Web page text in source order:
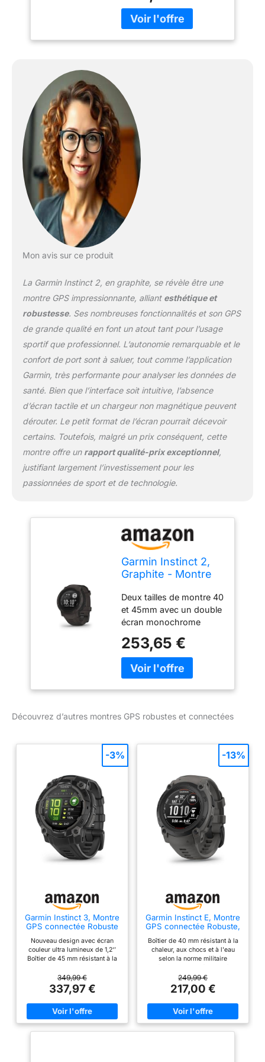
en mode GPS (+88%) et
28 jours en mode montre
personnalisation avec
Connect IQ Plus de 30
profils d’activités intégrés
pour s’adapter à toutes
les passions Suivi de
l’activité quotidienne : de
la forme physique et la
santé avec les fonctions
Body Battery, analyse du
sommeil, respiration
Mon avis sur ce produit
La Garmin Instinct 2, en graphite, se révèle être une
montre GPS impressionnante, alliant esthétique et
robustesse. Ses nombreuses fonctionnalités et son GPS
de grande qualité en font un atout tant pour l’usage
sportif que professionnel. L’autonomie remarquable et le
confort de port sont à saluer, tout comme l’application
Garmin, très performante pour analyser les données de
santé. Bien que l’interface soit intuitive, l’absence
d’écran tactile et un chargeur non magnétique peuvent
dérouter. Le petit format de l’écran pourrait décevoir
certains. Toutefois, malgré un prix conséquent, cette
montre offre un rapport qualité-prix exceptionnel,
justifiant largement l’investissement pour les
passionnées de sport et de technologie.
Garmin Instinct 2,
Graphite - Montre
connectée - Boîtier
45 mm
Deux tailles de montre 40
et 45mm avec un double
écran monochrome
Autonomie : jusqu’à 30h
en mode GPS (+88%) et
28 jours en mode montre
connectées : Smart
personnalisation avec
Connect IQ Plus de 30
pour s’adapter à toutes
les passions Suivi de
l’activité quotidienne : de
la forme physique et la
santé avec les fonctions
Body Battery, analyse du
sommeil, respiration
253,65 €
Découvrez d’autres montres GPS robustes et connectées
Garmin Instinct 3, Montre
GPS connectée Robuste
Nouveau design avec écran
couleur ultra lumineux de 1,2‘’
Boîtier de 45 mm résistant à la
selon la norme militaire
américaine 810 et étanche à 10
ATM Autonomie : allant jusqu’à
18 jours en mode montre
connectée et 32h en mode GPS
Intégration d’une lampe torche à
LED avec faisceau blanc, rouge
349,99 €
337,97 €
-3%
Garmin Instinct E, Montre
GPS connectée Robuste,
Boîtier de 40 mm résistant à la
chaleur, aux chocs et à l'eau
selon la norme militaire
ATM Autonomie : allant jusqu’à
14 jours en mode montre
connectée et 21h en mode GPS
Multi GNSS : prise en charge de
plusieurs GNSS et intègre un
compas électronique 3 axes,
ainsi qu'un altimètre
249,99 €
217,00 €
-13%